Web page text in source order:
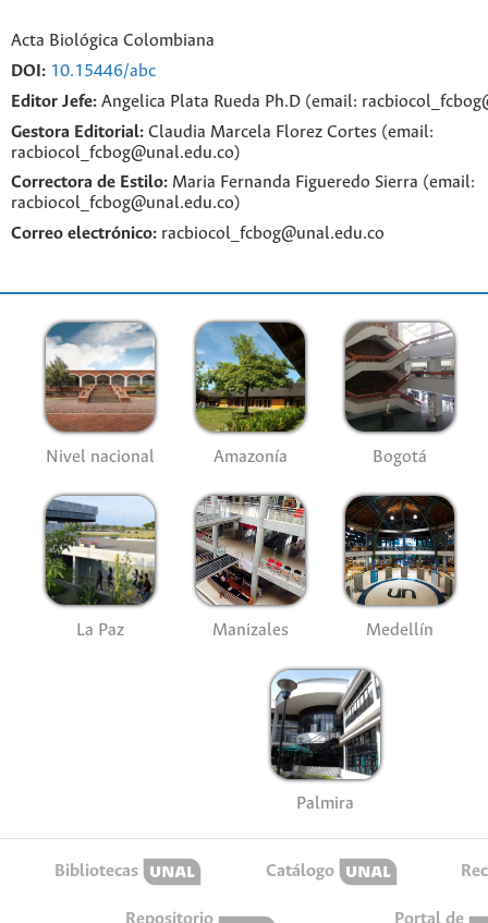
Acta Biológica Colombiana
DOI: 10.15446/abc
Editor Jefe: Angelica Plata Rueda Ph.D (email:
Gestora Editorial: Claudia Marcela Florez Cortes (email:
racbiocol_fcbog@unal.edu.co)
Correctora de Estilo: Maria Fernanda Figueredo Sierra (email:
racbiocol_fcbog@unal.edu.co)
Correo electrónico: racbiocol_fcbog@unal.edu.co
Nivel nacional Amazonía Bogotá
La Paz Manizales Medellín
Palmira
Bibliotecas Catálogo